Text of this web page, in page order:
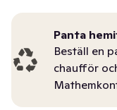
Panta
Beställ en
chaufför